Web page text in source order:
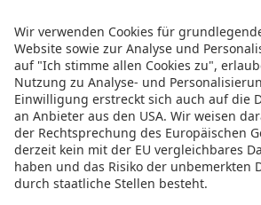
3. Verwendung Allgemeiner
Geschäftsbedingungen
Allgemeine
nach der